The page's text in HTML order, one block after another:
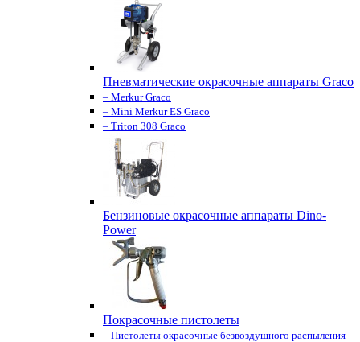
Пневматические окрасочные аппараты Graco
– Merkur Graco
– Mini Merkur ES Graco
– Triton 308 Graco
Бензиновые окрасочные аппараты Dino-
Power
Покрасочные пистолеты
– Пистолеты окрасочные безвоздушного распыления